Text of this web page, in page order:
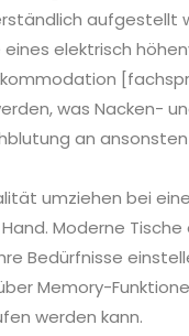
aufgestellt
elektrisch
was Nacken-
an
umziehen bei
Moderne
Bedürfnisse
Memory-
werden kann.